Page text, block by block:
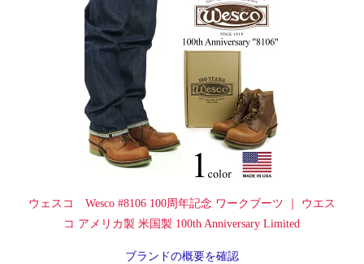
ウェスコ Wesco #8106 100周年記念 ワークブーツ ｜ ウエス
コ アメリカ製 米国製 100th Anniversary Limited
ブランドの概要を確認